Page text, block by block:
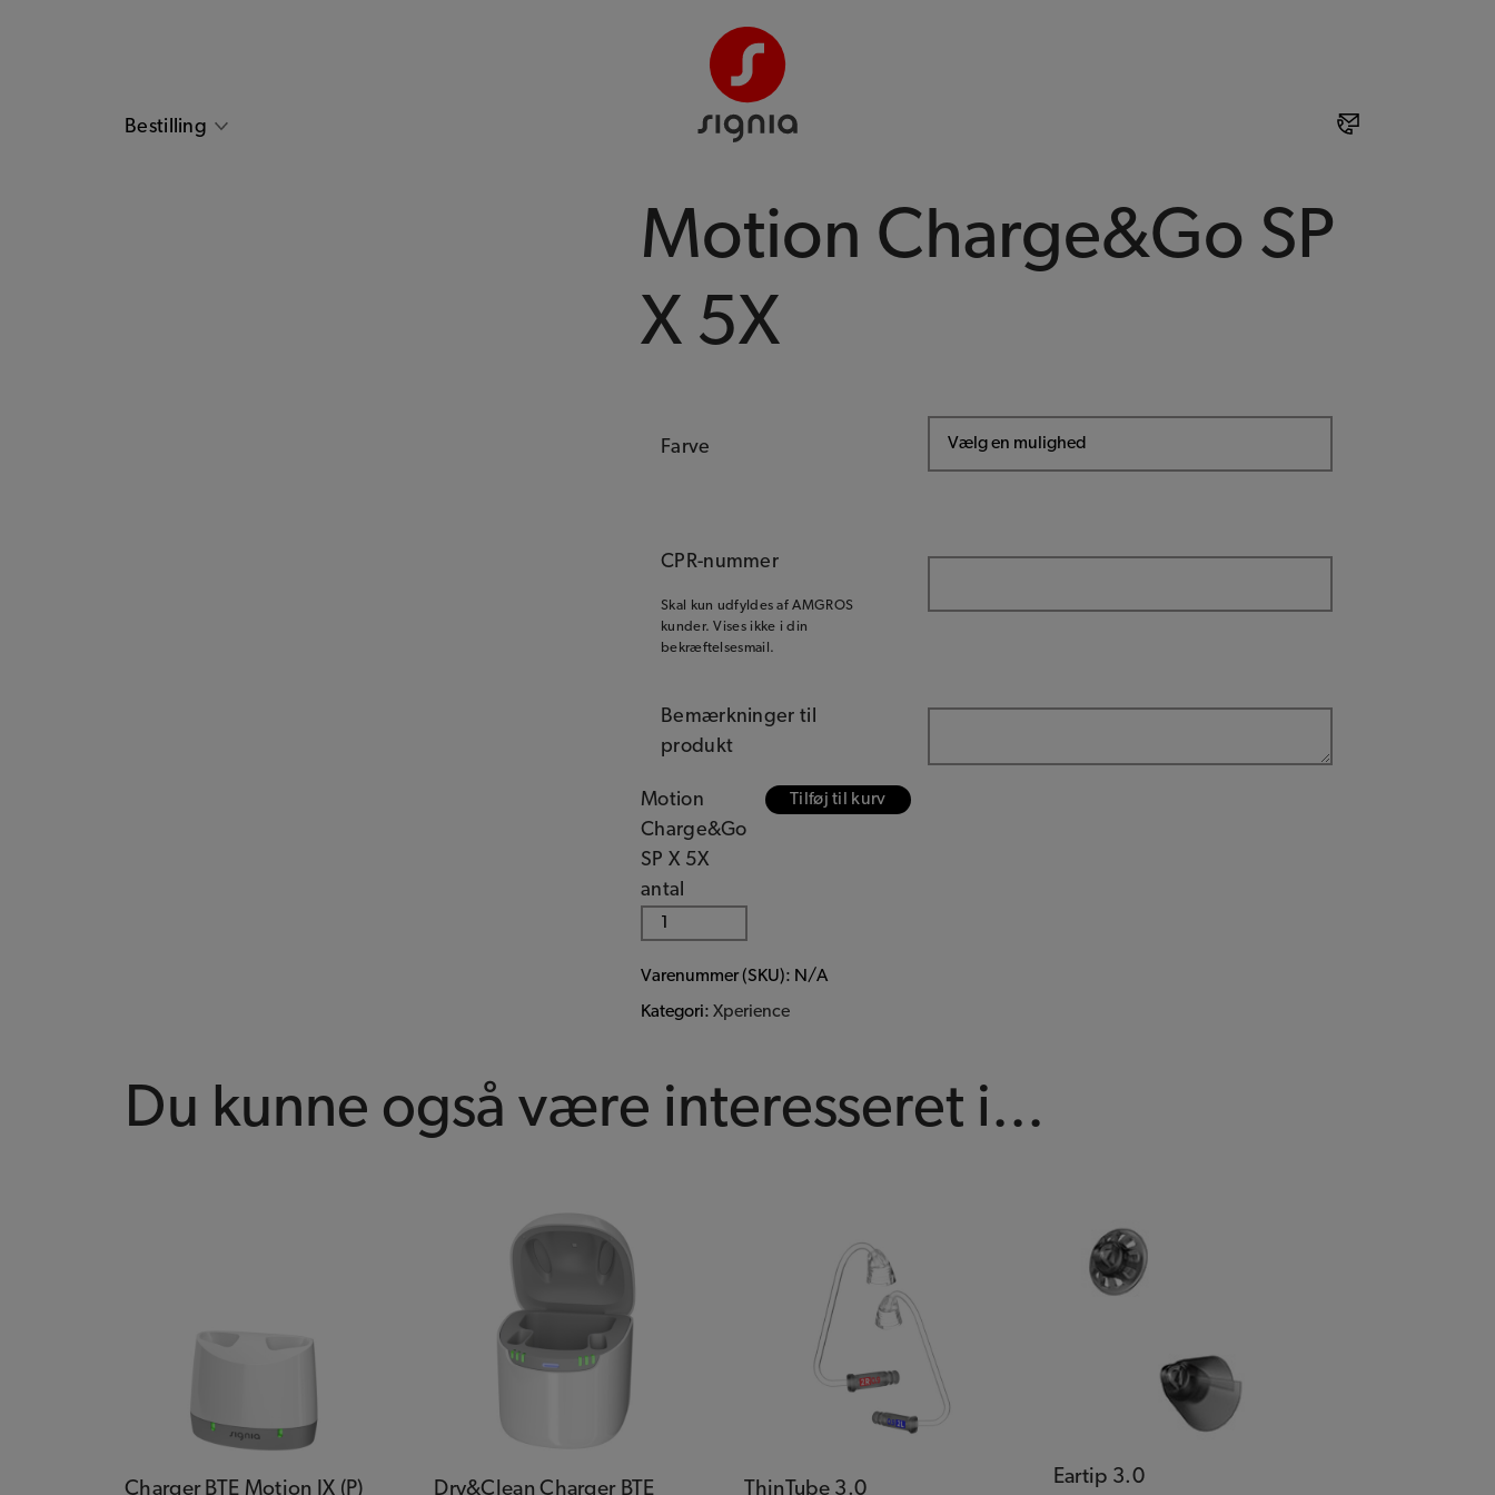
Bestilling
Motion Charge&Go SP
X 5X
Farve
CPR-nummer
Skal kun udfyldes af AMGROS
kunder. Vises ikke i din
bekræftelsesmail.
Bemærkninger til
produkt
Motion
Charge&Go
SP X 5X
antal
Tilføj til kurv
Varenummer (SKU): N/A
Kategori: Xperience
Du kunne også være interesseret i...
Charger BTE Motion IX (P)
Dry&Clean Charger BTE
ThinTube 3.0
Eartip 3.0